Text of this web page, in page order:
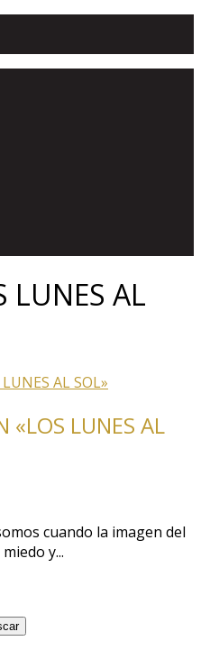
LUNES AL
«LOS LUNES AL
cuando la imagen del
y...